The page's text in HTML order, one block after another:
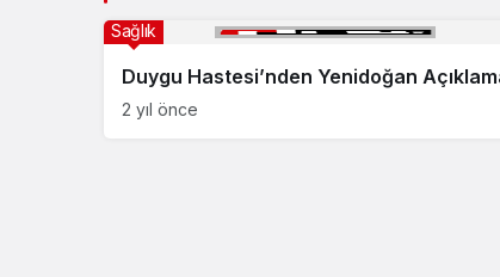
Duygu Hastesi’nden Yenidoğan
Sağlık
2 yıl önce